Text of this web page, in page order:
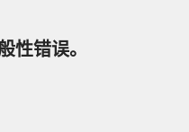
性错误。